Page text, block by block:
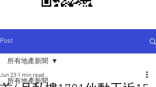
Post
所有地產新聞
所有地產新聞
Jun 23 1 min read